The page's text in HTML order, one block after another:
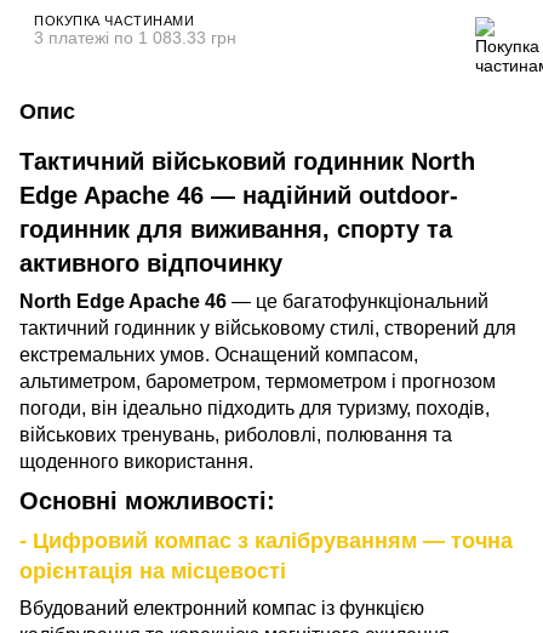
ПОКУПКА ЧАСТИНАМИ
3 платежі по 1 083.33 грн
Опис
Тактичний військовий годинник North
Edge Apache 46 — надійний outdoor-
годинник для виживання, спорту та
активного відпочинку
North Edge Apache 46 — це багатофункціональний
тактичний годинник у військовому стилі, створений для
екстремальних умов. Оснащений компасом,
альтиметром, барометром, термометром і прогнозом
погоди, він ідеально підходить для туризму, походів,
військових тренувань, риболовлі, полювання та
щоденного використання.
Основні можливості:
- Цифровий компас з калібруванням — точна
орієнтація на місцевості
Вбудований електронний компас із функцією